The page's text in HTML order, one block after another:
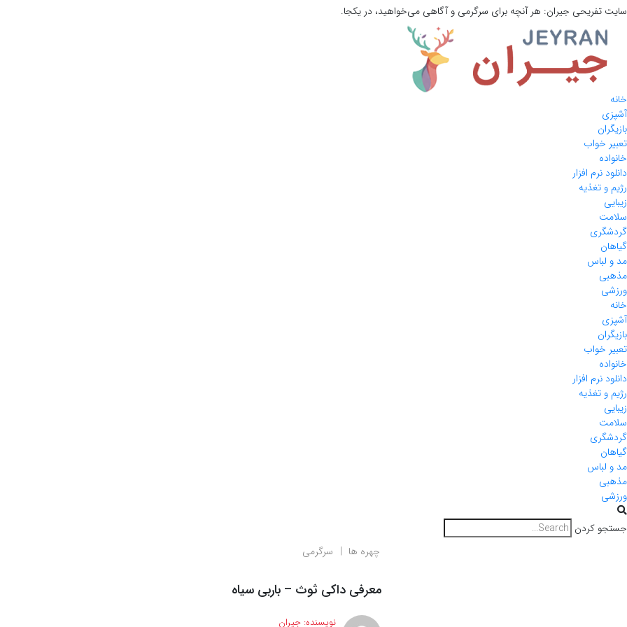
سایت تفریحی جیران: هر آنچه برای سرگرمی و آگاهی می‌خواهید، در یکجا.
خانه
آشپزی
بازیگران
تعبیر خواب
خانواده
دانلود نرم افزار
رژیم و تغذیه
زیبایی
سلامت
گردشگری
گیاهان
مد و لباس
مذهبی
ورزشی
خانه
آشپزی
بازیگران
تعبیر خواب
خانواده
دانلود نرم افزار
رژیم و تغذیه
زیبایی
سلامت
گردشگری
گیاهان
مد و لباس
مذهبی
ورزشی
جستجو کردن
چهره ها
سرگرمی
معرفی داکی ثوث – باربی سیاه
نویسنده: جیران